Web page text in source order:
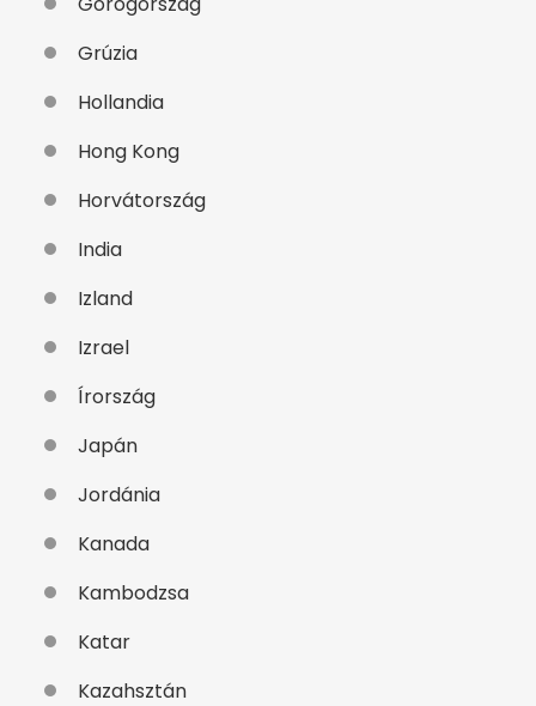
Grúzia
Hollandia
Hong Kong
Horvátország
India
Izland
Izrael
Írország
Japán
Jordánia
Kanada
Kambodzsa
Katar
Kazahsztán